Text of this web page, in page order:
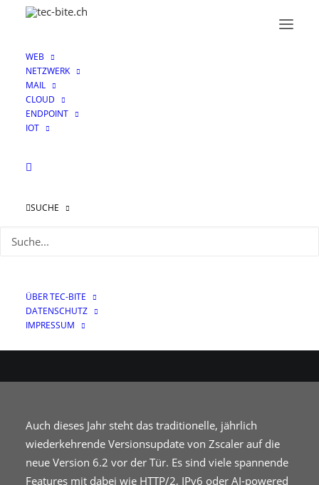
WEB
NETZWERK
MAIL
CLOUD
ENDPOINT
IOT
SUCHE
ÜBER TEC-BITE
DATENSCHUTZ
IMPRESSUM
Neue Features
Zscaler Version 6.2
Auch dieses Jahr steht das traditionelle, jährlich
wiederkehrende Versionsupdate von Zscaler auf die
neue Version 6.2 vor der Tür. Es sind viele spannende
Features mit dabei wie HTTP/2, IPv6 oder AI-powered